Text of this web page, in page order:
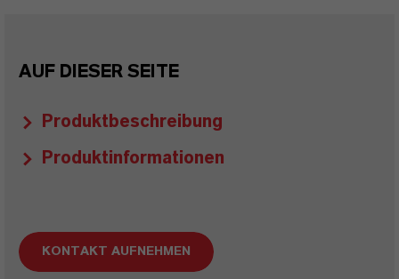
AUF DIESER SEITE
Produktbeschreibung
Produktinformationen
KONTAKT AUFNEHMEN